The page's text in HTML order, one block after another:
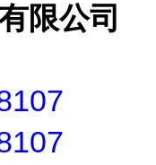
限公司